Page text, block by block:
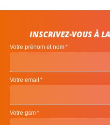
INSCRIVEZ-VOUS À
Votre prénom et nom
Votre email
Votre gsm